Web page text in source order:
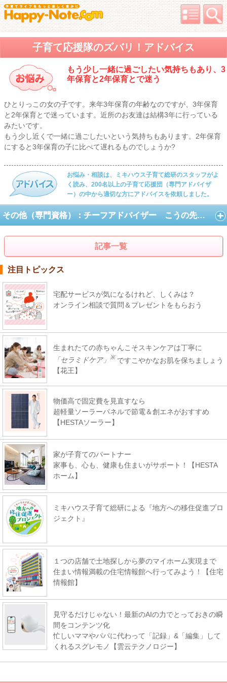
子育て応援隊のズバリ！アドバイス
もう少し一緒に過ごしたい気持ちもあり、3
年保育と2年保育とで迷う
ひとりっこの女の子です。来年3年保育の年齢なのですが、3年保育
と2年保育とで迷っています。近所のお友達は結構3年に行っている
みたいです。
もう少し近くで一緒に過ごしたいという気持ちもあります。2年保育
にすると3年保育の子に比べて遅れるものでしょうか?
お悩み・相談は、ミキハウス子育て総研のスタッフがよ
く読み、200名以上の子育て応援団（専門アドバイザ
ー）の中から適切な方にアドバイスを依頼しました。
その他（専門資格）：チーフアドバイザー こうの先生を見る
記事一覧
注目トピックス
宅配サービスが気になるけれど、しくみは？
オンライン相談で質問＆プレゼントをもらおう
生まれたての赤ちゃんこそスキンケアは丁寧に
「セラミドケア」
※ ですこやかなお肌を保ちましょう
【花王】
物価高で固定費を見直すなら
超軽量ソーラーパネルで節電＆創エネがおすすめ
【HESTAソーラー】
家が子育てのパートナー
家事も、心も、健康も住まいがサポート！【HESTA
ホーム】
ミキハウス子育て総研による『地方への移住促進プロ
ジェクト』
１つの店舗で土地探しから夢のマイホーム実現まで
住まい情報満載の住宅情報館へ行ってみよう！【住宅
情報館】
見守るだけじゃない！最新のAIの力でとっておきの瞬
間をコンテンツ化
忙しいママやパパに代わって「記録」&「編集」して
くれるスグレモノ【雲云テクノロジー】